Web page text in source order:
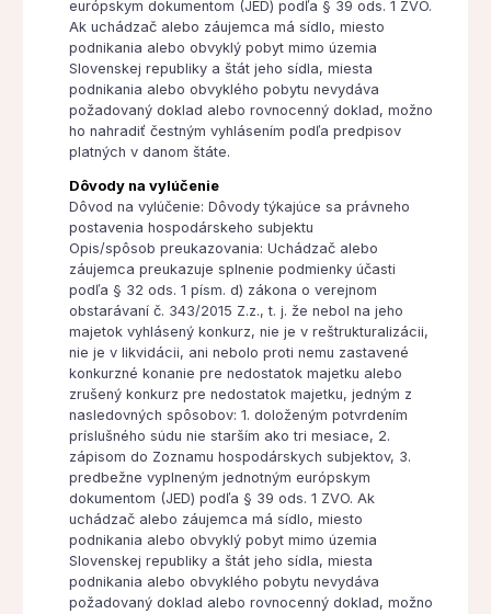
európskym dokumentom (JED) podľa § 39 ods. 1 ZVO.
Ak uchádzač alebo záujemca má sídlo, miesto
podnikania alebo obvyklý pobyt mimo územia
Slovenskej republiky a štát jeho sídla, miesta
podnikania alebo obvyklého pobytu nevydáva
požadovaný doklad alebo rovnocenný doklad, možno
ho nahradiť čestným vyhlásením podľa predpisov
platných v danom štáte.
Dôvody na vylúčenie
Dôvod na vylúčenie: Dôvody týkajúce sa právneho
postavenia hospodárskeho subjektu
Opis/spôsob preukazovania: Uchádzač alebo
záujemca preukazuje splnenie podmienky účasti
podľa § 32 ods. 1 písm. d) zákona o verejnom
obstarávaní č. 343/2015 Z.z., t. j. že nebol na jeho
majetok vyhlásený konkurz, nie je v reštrukturalizácii,
nie je v likvidácii, ani nebolo proti nemu zastavené
konkurzné konanie pre nedostatok majetku alebo
zrušený konkurz pre nedostatok majetku, jedným z
nasledovných spôsobov: 1. doloženým potvrdením
príslušného súdu nie starším ako tri mesiace, 2.
zápisom do Zoznamu hospodárskych subjektov, 3.
predbežne vyplneným jednotným európskym
dokumentom (JED) podľa § 39 ods. 1 ZVO. Ak
uchádzač alebo záujemca má sídlo, miesto
podnikania alebo obvyklý pobyt mimo územia
Slovenskej republiky a štát jeho sídla, miesta
podnikania alebo obvyklého pobytu nevydáva
požadovaný doklad alebo rovnocenný doklad, možno